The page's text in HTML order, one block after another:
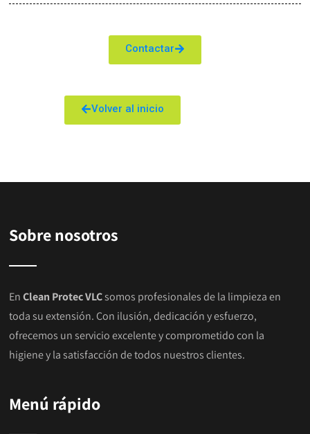
Contactar
Volver al inicio
Sobre nosotros
EnClean Protec VLCsomos profesionales de la limpieza en
toda su extensión. Con ilusión, dedicación y esfuerzo,
ofrecemos un servicio excelente y comprometido con la
higiene y la satisfacción de todos nuestros clientes.
Menú rápido